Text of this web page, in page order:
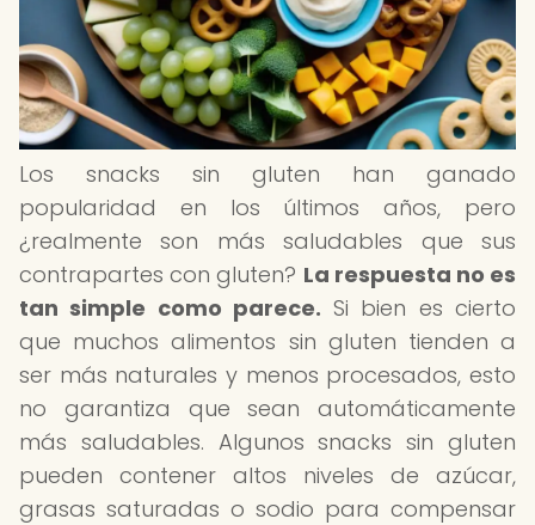
Los snacks sin gluten han ganado
popularidad en los últimos años, pero
¿realmente son más saludables que sus
contrapartes con gluten? La respuesta no es
tan simple como parece. Si bien es cierto
que muchos alimentos sin gluten tienden a
ser más naturales y menos procesados, esto
no garantiza que sean automáticamente
más saludables. Algunos snacks sin gluten
pueden contener altos niveles de azúcar,
grasas saturadas o sodio para compensar